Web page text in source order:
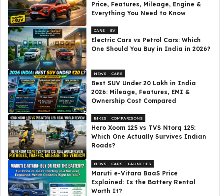
Price, Features, Mileage, Engine &
Everything You Need to Know
CARS EV
Electric Cars vs Petrol Cars: Which
One Should You Buy in India in 2026?
NEWS CARS
Best SUV Under ₹20 Lakh in India
2026: Mileage, Features, EMI &
Ownership Cost Compared
BIKES COMPARISONS
Hero Xoom 125 vs TVS Ntorq 125:
Which One Actually Survives Indian
Roads?
NEWS CARS LAUNCHES
Maruti e-Vitara BaaS Price
Explained: Is the Battery Rental
Worth It?